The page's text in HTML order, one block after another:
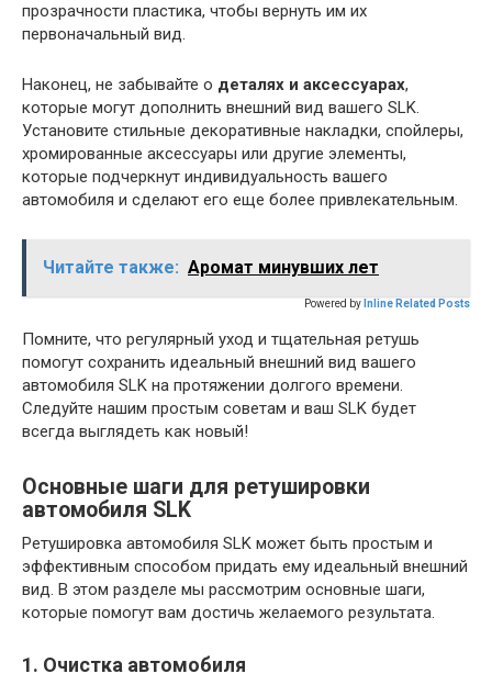
прозрачности пластика, чтобы вернуть им их
первоначальный вид.
Наконец, не забывайте о деталях и аксессуарах,
которые могут дополнить внешний вид вашего SLK.
Установите стильные декоративные накладки, спойлеры,
хромированные аксессуары или другие элементы,
которые подчеркнут индивидуальность вашего
автомобиля и сделают его еще более привлекательным.
Читайте также: Аромат минувших лет
Powered by Inline Related Posts
Помните, что регулярный уход и тщательная ретушь
помогут сохранить идеальный внешний вид вашего
автомобиля SLK на протяжении долгого времени.
Следуйте нашим простым советам и ваш SLK будет
всегда выглядеть как новый!
Основные шаги для ретушировки
автомобиля SLK
Ретушировка автомобиля SLK может быть простым и
эффективным способом придать ему идеальный внешний
вид. В этом разделе мы рассмотрим основные шаги,
которые помогут вам достичь желаемого результата.
1. Очистка автомобиля